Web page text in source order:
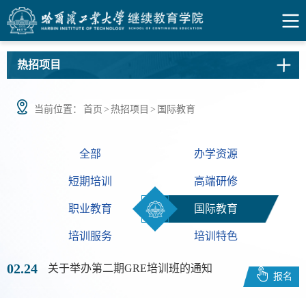
热招项目
当前位置： 首页 > 热招项目 > 国际教育
全部 办学资源
短期培训 高端研修
职业教育 国际教育
培训服务 培训特色
02.24 关于举办第二期GRE培训班的通知
报名